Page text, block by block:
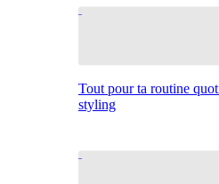
Tout pour ta routine
styling